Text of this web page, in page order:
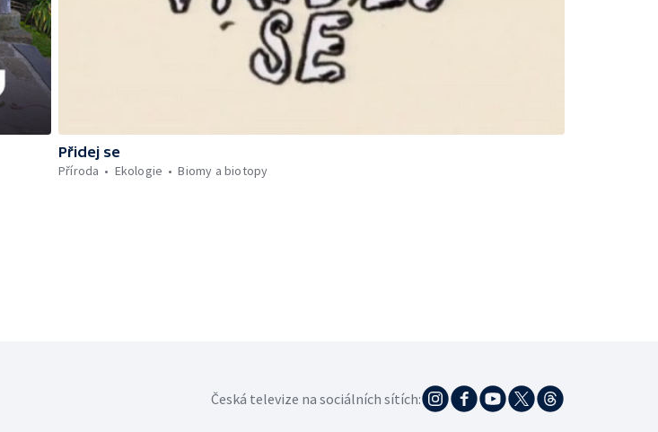
Přidej se
Příroda
Ekologie Biomy a biotopy
Česká televize na sociálních sítích: